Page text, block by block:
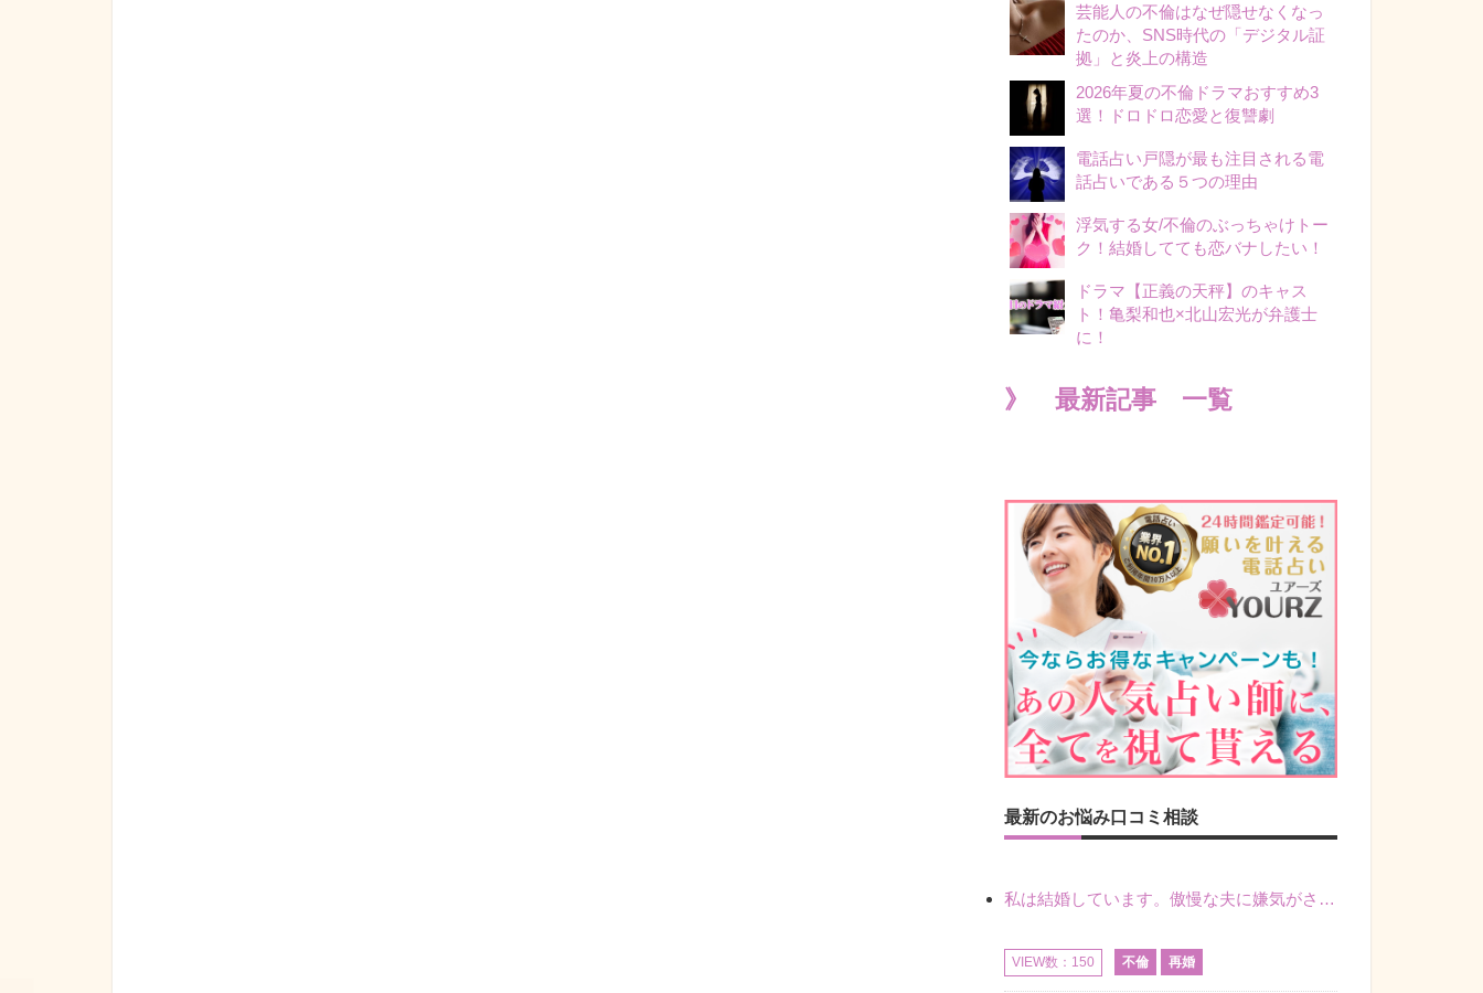
芸能人の不倫はなぜ隠せなくなっ
たのか、SNS時代の「デジタル証
拠」と炎上の構造
2026年夏の不倫ドラマおすすめ3
選！ドロドロ恋愛と復讐劇
電話占い戸隠が最も注目される電
話占いである５つの理由
浮気する女/不倫のぶっちゃけトー
ク！結婚してても恋バナしたい！
ドラマ【正義の天秤】のキャス
ト！亀梨和也×北山宏光が弁護士
に！
》 最新記事 一覧
最新のお悩み口コミ相談
私は結婚しています。傲慢な夫に嫌気がさし離婚を考えていたときに、彼と出会いました。彼には恋人がいましたが、話をするうちに、夫とのことを相談するようにな
VIEW数：150 不倫 再婚